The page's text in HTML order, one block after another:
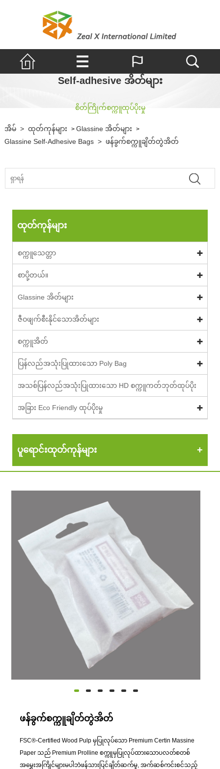
Self-adhesive အိတ်များ
စိတ်ကြိုက်စက္ကူထုပ်ပိုးမှု
အိမ် > ထုတ်ကုန်များ > Glassine အိတ်များ >
Glassine Self-Adhesive Bags > ဖန်ခွက်စက္ကူချိတ်တွဲအိတ်
ထုတ်ကုန်များ
စက္ကူသေတ္တာ
စာပို့တယ်။
Glassine အိတ်များ
ဇီဝဖျက်စီးနိုင်သောအိတ်များ
စက္ကူအိတ်
ပြန်လည်အသုံးပြုထားသော Poly Bag
အသစ်ပြန်လည်အသုံးပြုထားသော HD စက္ကူကတ်ဘုတ်ထုပ်ပိုး
အခြား Eco Friendly ထုပ်ပိုးမှု
ပူရောင်းထုတ်ကုန်များ
ဖန်ခွက်စက္ကူချိတ်တွဲအိတ်
FSC®-Certified Wood Pulp မှပြုလုပ်သော Premium Certin Massine
Paper သည် Premium Prolline စက္ကူမှပြုလုပ်ထားသောပလတ်စတစ်
အမွှေးအကြိုင်များမပါဘဲဖန်သားပြင်ချိတ်ဆက်မှု, အက်ဆစ်ကင်းစင်သည့်